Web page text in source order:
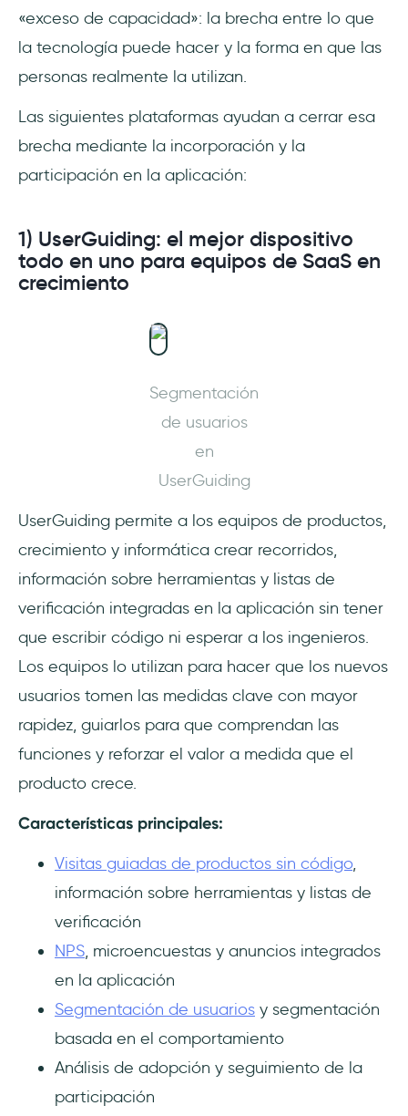
«exceso de capacidad»: la brecha entre lo que
la tecnología puede hacer y la forma en que las
personas realmente la utilizan.
Las siguientes plataformas ayudan a cerrar esa
brecha mediante la incorporación y la
participación en la aplicación:
1) UserGuiding: el mejor dispositivo
todo en uno para equipos de SaaS en
crecimiento
Segmentación
de usuarios
en
UserGuiding
UserGuiding permite a los equipos de productos,
crecimiento y informática crear recorridos,
información sobre herramientas y listas de
verificación integradas en la aplicación sin tener
que escribir código ni esperar a los ingenieros.
Los equipos lo utilizan para hacer que los nuevos
usuarios tomen las medidas clave con mayor
rapidez, guiarlos para que comprendan las
funciones y reforzar el valor a medida que el
producto crece.
Características principales:
Visitas guiadas de productos sin código,
información sobre herramientas y listas de
verificación
NPS, microencuestas y anuncios integrados
en la aplicación
Segmentación de usuarios y segmentación
basada en el comportamiento
Análisis de adopción y seguimiento de la
participación